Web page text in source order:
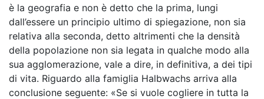
è la geografia e non è detto che la prima, lungi
dall’essere un principio ultimo di spiegazione, non sia
relativa alla seconda, detto altrimenti che la densità
della popolazione non sia legata in qualche modo alla
sua agglomerazione, vale a dire, in definitiva, a dei tipi
di vita. Riguardo alla famiglia Halbwachs arriva alla
conclusione seguente: «Se si vuole cogliere in tutta la